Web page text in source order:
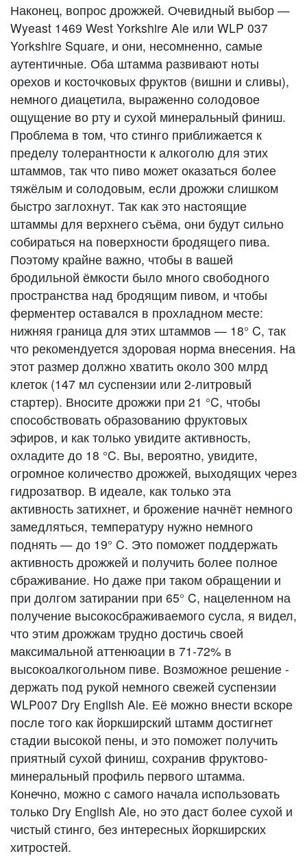
Наконец, вопрос дрожжей. Очевидный выбор —
Wyeast 1469 West Yorkshire Ale или WLP 037
Yorkshire Square, и они, несомненно, самые
аутентичные. Оба штамма развивают ноты
орехов и косточковых фруктов (вишни и сливы),
немного диацетила, выраженно солодовое
ощущение во рту и сухой минеральный финиш.
Проблема в том, что стинго приближается к
пределу толерантности к алкоголю для этих
штаммов, так что пиво может оказаться более
тяжёлым и солодовым, если дрожжи слишком
быстро заглохнут. Так как это настоящие
штаммы для верхнего съёма, они будут сильно
собираться на поверхности бродящего пива.
Поэтому крайне важно, чтобы в вашей
бродильной ёмкости было много свободного
пространства над бродящим пивом, и чтобы
ферментер оставался в прохладном месте:
нижняя граница для этих штаммов — 18° C, так
что рекомендуется здоровая норма внесения. На
этот размер должно хватить около 300 млрд
клеток (147 мл суспензии или 2-литровый
стартер). Вносите дрожжи при 21 °C, чтобы
способствовать образованию фруктовых
эфиров, и как только увидите активность,
охладите до 18 °C. Вы, вероятно, увидите,
огромное количество дрожжей, выходящих через
гидрозатвор. В идеале, как только эта
активность затихнет, и брожение начнёт немного
замедляться, температуру нужно немного
поднять — до 19° C. Это поможет поддержать
активность дрожжей и получить более полное
сбраживание. Но даже при таком обращении и
при долгом затирании при 65° C, нацеленном на
получение высокосбраживаемого сусла, я видел,
что этим дрожжам трудно достичь своей
максимальной аттенюации в 71-72% в
высокоалкогольном пиве. Возможное решение -
держать под рукой немного свежей суспензии
WLP007 Dry English Ale. Её можно внести вскоре
после того как йоркширский штамм достигнет
стадии высокой пены, и это поможет получить
приятный сухой финиш, сохранив фруктово-
минеральный профиль первого штамма.
Конечно, можно с самого начала использовать
только Dry English Ale, но это даст более сухой и
чистый стинго, без интересных йоркширских
хитростей.